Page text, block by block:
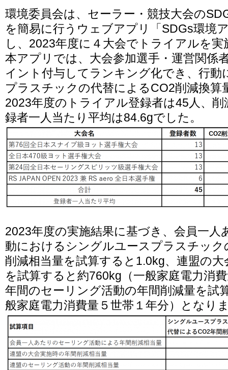
環境委員会は、セーラー・競技大会の
を簡易に行うウェブアプリ「SDGs環境
し、2023年度に４大会でトライアルを
本アプリでは、大会参加選手・運営関係
イント付与してランキング化でき、行
プラスチックの代替によるCO2削減換算
2023年度のトライアル登録者は45人、
録者一人当たり平均は84.6gでした。
2023年度の実施結果に基づき、会員一人
動におけるシングルユースプラスチック
削減相当量を試算すると1.0kg、連盟の
を試算すると約760kg（一般家庭電力消
年間のセーリング活動の年間削減量を試
般家庭電力消費量５世帯１年分）となり